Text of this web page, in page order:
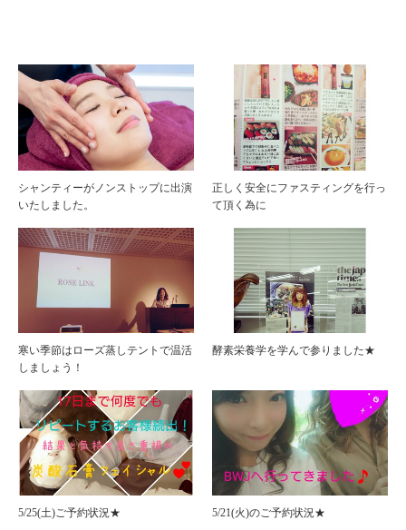
シャンティーがノンストップに出演
いたしました。
正しく安全にファスティングを行っ
て頂く為に
寒い季節はローズ蒸しテントで温活
しましょう！
酵素栄養学を学んで参りました★
5/25(土)ご予約状況★ 5/21(火)のご予約状況★